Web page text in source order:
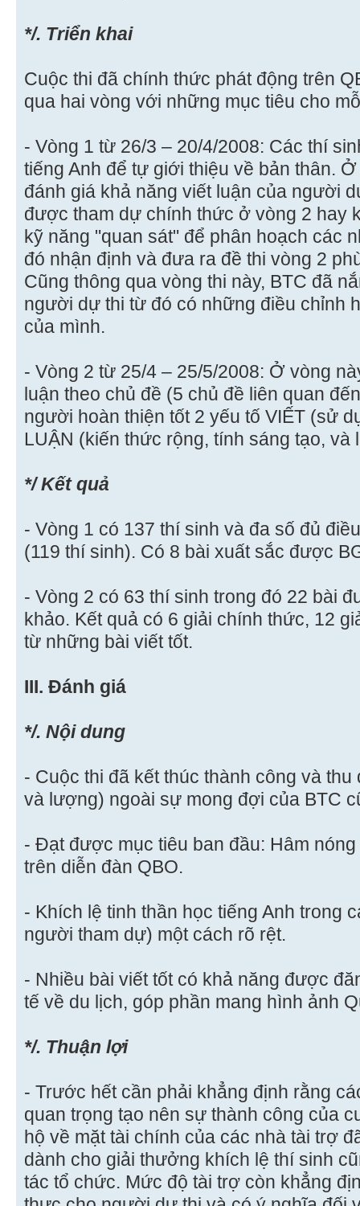
*/. Triển khai
Cuộc thi đã chính thức phát động trên
qua hai vòng với những mục tiêu cho
- Vòng 1 từ 26/3 – 20/4/2008: Các thí
tiếng Anh để tự giới thiệu về bản thân.
đánh giá khả năng viết luận của người
được tham dự chính thức ở vòng 2 hay
kỹ năng "quan sát" để phân hoạch các
đó nhận định và đưa ra đề thi vòng 2
Cũng thông qua vòng thi này, BTC đã
người dự thi từ đó có những điều chỉnh
của mình.
- Vòng 2 từ 25/4 – 25/5/2008: Ở vòng
luận theo chủ đề (5 chủ đề liên quan
người hoàn thiện tốt 2 yếu tố VIẾT (sử
LUẬN (kiến thức rộng, tính sáng tạo, và
*/ Kết quả
- Vòng 1 có 137 thí sinh và đa số đủ
(119 thí sinh). Có 8 bài xuất sắc được
- Vòng 2 có 63 thí sinh trong đó 22 bài
khảo. Kết quả có 6 giải chính thức, 12
từ những bài viết tốt.
III. Đánh giá
*/. Nội dung
- Cuộc thi đã kết thúc thành công và
và lượng) ngoài sự mong đợi của BTC
- Đạt được mục tiêu ban đầu: Hâm
trên diễn đàn QBO.
- Khích lệ tinh thần học tiếng Anh trong
người tham dự) một cách rõ rệt.
- Nhiều bài viết tốt có khả năng được
tế về du lịch, góp phần mang hình ảnh
*/. Thuận lợi
- Trước hết cần phải khẳng định rằng
quan trọng tạo nên sự thành công của
hộ về mặt tài chính của các nhà tài trợ
dành cho giải thưởng khích lệ thí sinh
tác tổ chức. Mức độ tài trợ còn khẳng